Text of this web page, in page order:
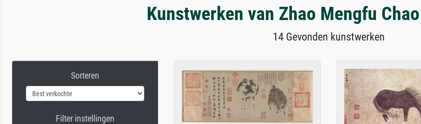
Kunstwerken van Zhao Mengfu
14 Gevonden kunstwerken
Sorteren
Filter instellingen